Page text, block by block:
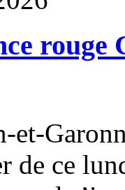
rouge
et-
de ce